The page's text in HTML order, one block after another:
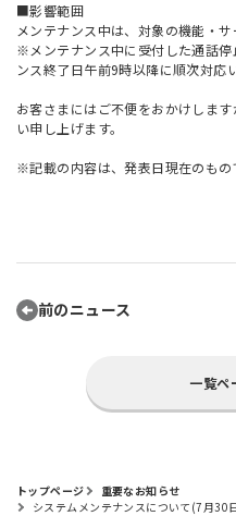
■影響範囲
メンテナンス中は、対象の機能・
※メンテナンス中に受付した通話
ンス終了日午前9時以降に順次対応
お客さまにはご不便をおかけしま
い申し上げます。
※記載の内容は、発表日現在のもの
前のニュース
一覧ペ
トップページ
重要なお知らせ
システムメンテナンスについて(7月30